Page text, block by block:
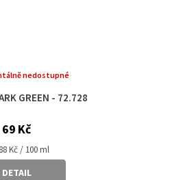
GREEN - 72.728
nedostupné
69 Kč
Kč / 100 ml
DETAIL